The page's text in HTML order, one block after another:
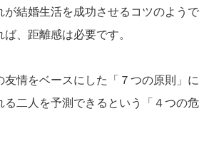
が結婚生活を成功させるコツのようで
、距離感は必要です。
友情をベースにした「７つの原則」に
る二人を予測できるという「４つの危